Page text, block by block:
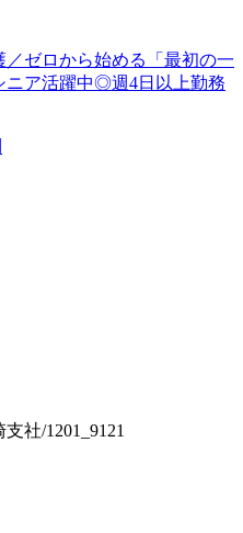
／ゼロから始める「最初の一
ア活躍中◎週4日以上勤務
社/1201_9121